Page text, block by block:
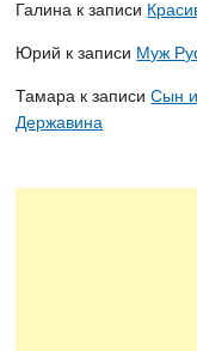
Галина к записи
Юрий к записи Муж
Тамара к записиСын и
Державина